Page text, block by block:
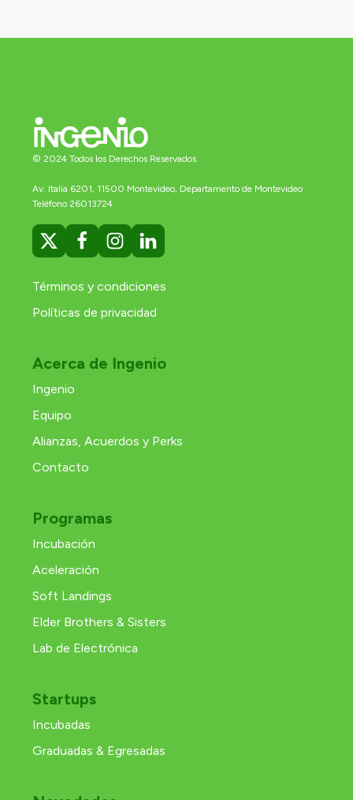
© 2024 Todos los Derechos Reservados
Av. Italia 6201, 11500 Montevideo, Departamento de Montevideo
Teléfono 26013724
Términos y condiciones
Políticas de privacidad
Acerca de Ingenio
Ingenio
Equipo
Alianzas, Acuerdos y Perks
Contacto
Programas
Incubación
Aceleración
Soft Landings
Elder Brothers & Sisters
Lab de Electrónica
Startups
Incubadas
Graduadas & Egresadas